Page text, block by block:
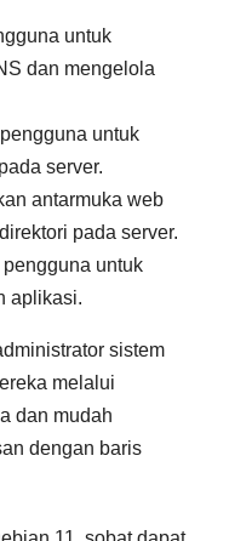
untuk
dan mengelola
untuk
server.
antarmuka web
pada server.
untuk
aplikasi.
sistem
melalui
dan mudah
dengan baris